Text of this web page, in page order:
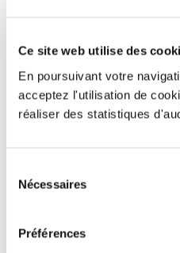
Ce site web utilise des
En poursuivant votre
acceptez l'utilisation de
réaliser des statistiques
Nécessaires
Préférences
Elevage
Transport –
Abattoir